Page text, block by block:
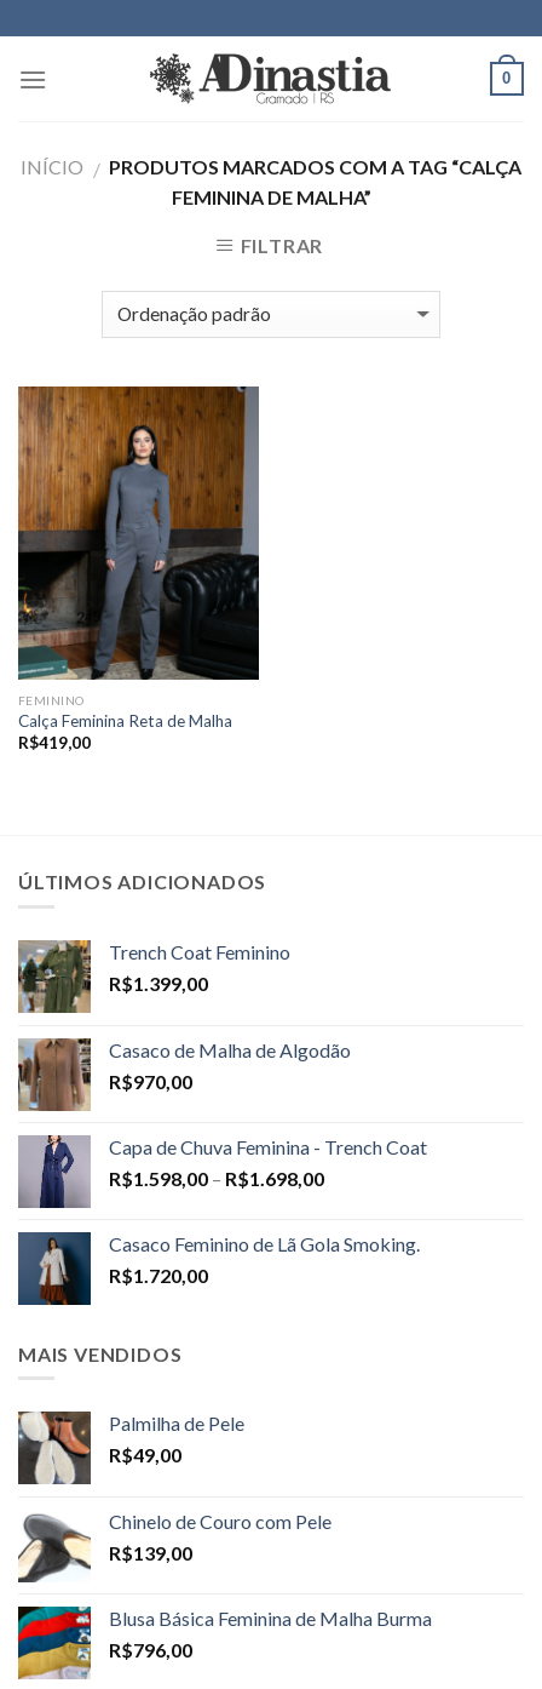
to
content
0
INÍCIO / PRODUTOS MARCADOS COM A TAG “CALÇA
FEMININA DE MALHA”
FILTRAR
FEMININO
Calça Feminina Reta de Malha
R$419,00
ÚLTIMOS ADICIONADOS
Trench Coat Feminino
R$1.399,00
Casaco de Malha de Algodão
R$970,00
Capa de Chuva Feminina - Trench Coat
R$1.598,00 – R$1.698,00Price
through
Casaco Feminino de Lã Gola Smoking.
R$1.720,00
MAIS VENDIDOS
Palmilha de Pele
R$49,00
Chinelo de Couro com Pele
R$139,00
Blusa Básica Feminina de Malha Burma
R$796,00